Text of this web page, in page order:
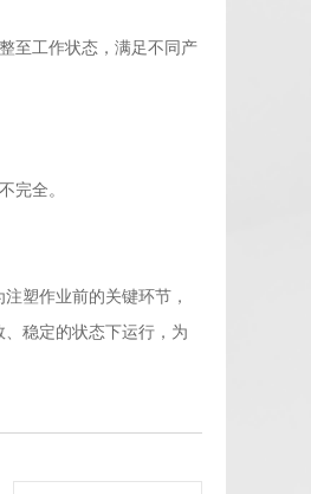
至工作状态，满足不同产
完全。
塑作业前的关键环节，
稳定的状态下运行，为